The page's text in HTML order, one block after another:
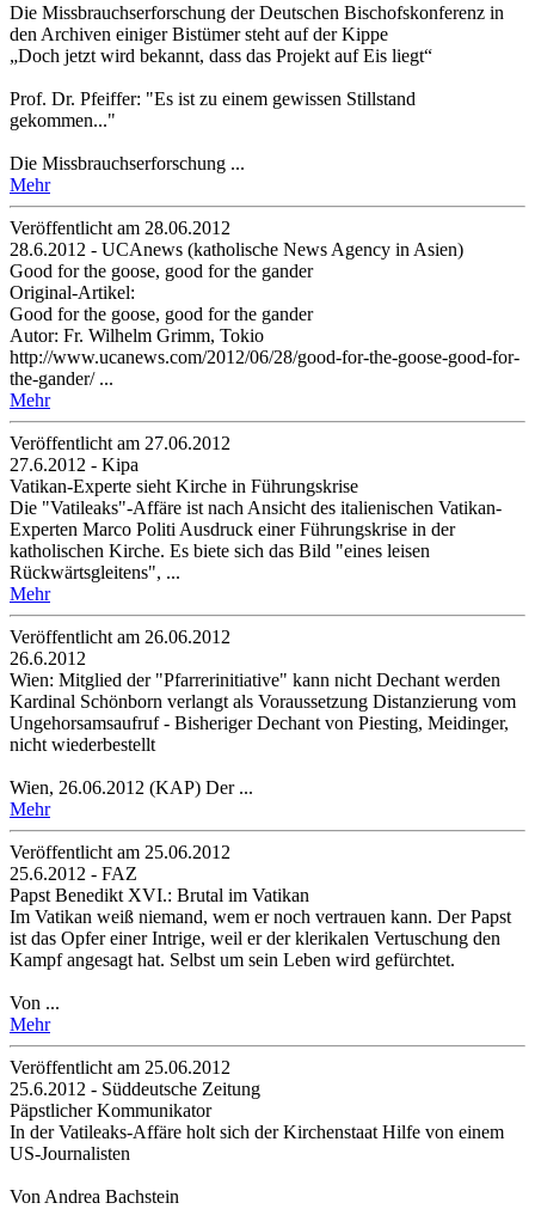
Die Missbrauchserforschung der Deutschen Bischofskonferenz in
den Archiven einiger Bistümer steht auf der Kippe
„Doch jetzt wird bekannt, dass das Projekt auf Eis liegt“
Prof. Dr. Pfeiffer: "Es ist zu einem gewissen Stillstand
gekommen..."
Die Missbrauchserforschung ...
Mehr
Veröffentlicht am 28­.06.2012
28.6.2012 - UCAnews (katholische News Agency in Asien)
Good for the goose, good for the gander
Original-Artikel:
Good for the goose, good for the gander
Autor: Fr. Wilhelm Grimm, Tokio
http://www.ucanews.com/2012/06/28/good-for-the-goose-good-for-
the-gander/ ...
Mehr
Veröffentlicht am 27­.06.2012
27.6.2012 - Kipa
Vatikan-Experte sieht Kirche in Führungskrise
Die "Vatileaks"-Affäre ist nach Ansicht des italienischen Vatikan-
Experten Marco Politi Ausdruck einer Führungskrise in der
katholischen Kirche. Es biete sich das Bild "eines leisen
Rückwärtsgleitens", ...
Mehr
Veröffentlicht am 26­.06.2012
26.6.2012
Wien: Mitglied der "Pfarrerinitiative" kann nicht Dechant werden
Kardinal Schönborn verlangt als Voraussetzung Distanzierung vom
Ungehorsamsaufruf - Bisheriger Dechant von Piesting, Meidinger,
nicht wiederbestellt
Wien, 26.06.2012 (KAP) Der ...
Mehr
Veröffentlicht am 25­.06.2012
25.6.2012 - FAZ
Papst Benedikt XVI.: Brutal im Vatikan
Im Vatikan weiß niemand, wem er noch vertrauen kann. Der Papst
ist das Opfer einer Intrige, weil er der klerikalen Vertuschung den
Kampf angesagt hat. Selbst um sein Leben wird gefürchtet.
Von ...
Mehr
Veröffentlicht am 25­.06.2012
25.6.2012 - Süddeutsche Zeitung
Päpstlicher Kommunikator
In der Vatileaks-Affäre holt sich der Kirchenstaat Hilfe von einem
US-Journalisten
Von Andrea Bachstein